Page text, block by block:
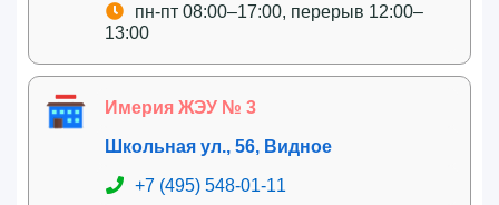
пн-пт 08:00–17:00, перерыв 12:00–
13:00
Имерия ЖЭУ № 3
Школьная ул., 56, Видное
+7 (495) 548-01-11